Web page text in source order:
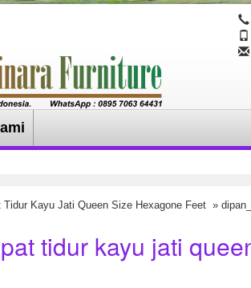
Tidur Kayu Jati Queen Size Hexagone Feet »
tidur kayu jati